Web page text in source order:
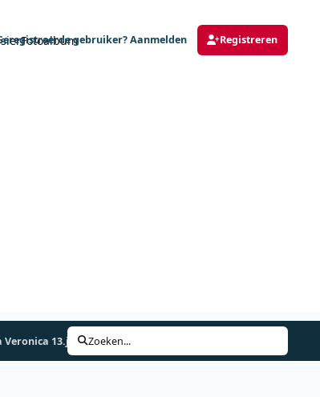
Fotoalbumgebruiker? Aanmelden Registreren
Veronica 13.jpg Zoeken...